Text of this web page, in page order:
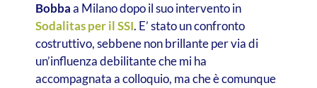
Bobbaa Milano dopo il suo intervento in
Sodalitas per il SSI. E’ stato un confronto
costruttivo, sebbene non brillante per via di
un’influenza debilitante che mi ha
accompagnata a colloquio, ma che è comunque